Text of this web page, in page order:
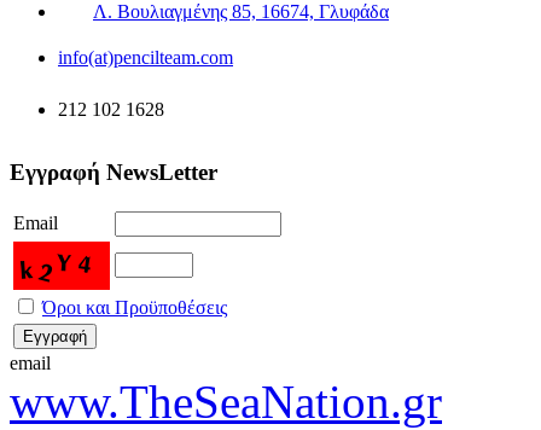
Λ. Βουλιαγμένης 85, 16674, Γλυφάδα
info(at)pencilteam.com
212 102 1628
Εγγραφή NewsLetter
Email
Όροι και Προϋποθέσεις
email
www.TheSeaNation.gr